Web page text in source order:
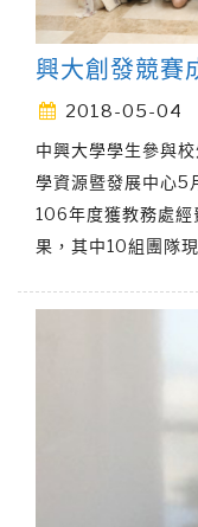
興大創發競賽
2018-05-04
中興大學學生參與
學資源暨發展中心5
106年度獲教務處經
果，其中10組團隊